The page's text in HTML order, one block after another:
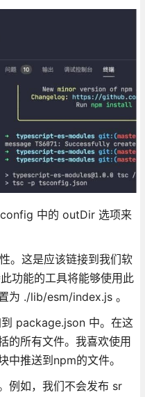
中的 outDir 选项来
。这是应该链接到我们软
功能的工具将能够使用此
为 ./lib/esm/index.js 。
package.json 中。在这
的所有文件。我喜欢使用
中推送到npm的文件。
例如，我们不会发布 sr